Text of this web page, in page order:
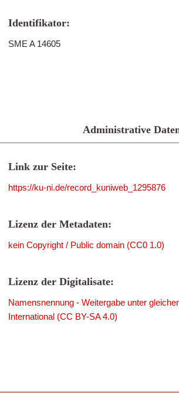
Identifikator:
SME A 14605
Administrative
Link zur Seite:
https://ku-ni.de/record_kuniweb_1295876
Lizenz der Metadaten:
kein Copyright / Public domain (CC0 1.0)
Lizenz der Digitalisate:
Namensnennung - Weitergabe unter
International (CC BY-SA 4.0)